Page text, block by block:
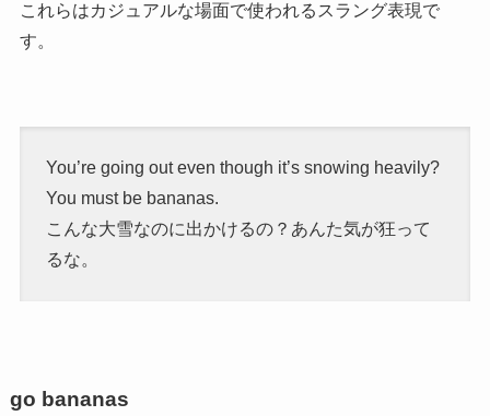
これらはカジュアルな場面で使われるスラング表現で
す。
You’re going out even though it’s snowing heavily?
You must be bananas.
こんな大雪なのに出かけるの？あんた気が狂って
るな。
go bananas